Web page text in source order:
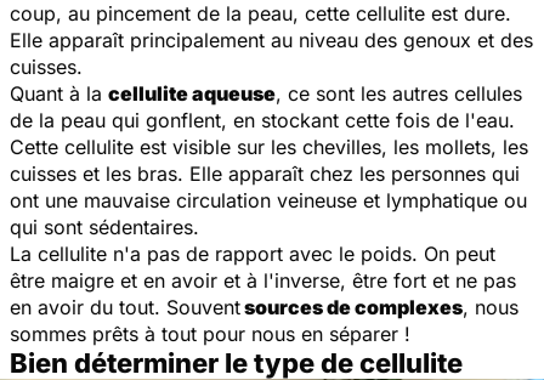
coup, au pincement de la peau, cette cellulite est dure.
Elle apparaît principalement au niveau des genoux et des
cuisses.
Quant à la cellulite aqueuse, ce sont les autres cellules
de la peau qui gonflent, en stockant cette fois de l'eau.
Cette cellulite est visible sur les chevilles, les mollets, les
cuisses et les bras. Elle apparaît chez les personnes qui
ont une mauvaise circulation veineuse et lymphatique ou
qui sont sédentaires.
La cellulite n'a pas de rapport avec le poids. On peut
être maigre et en avoir et à l'inverse, être fort et ne pas
en avoir du tout. Souventsources de complexes, nous
sommes prêts à tout pour nous en séparer !
Bien déterminer le type de cellulite